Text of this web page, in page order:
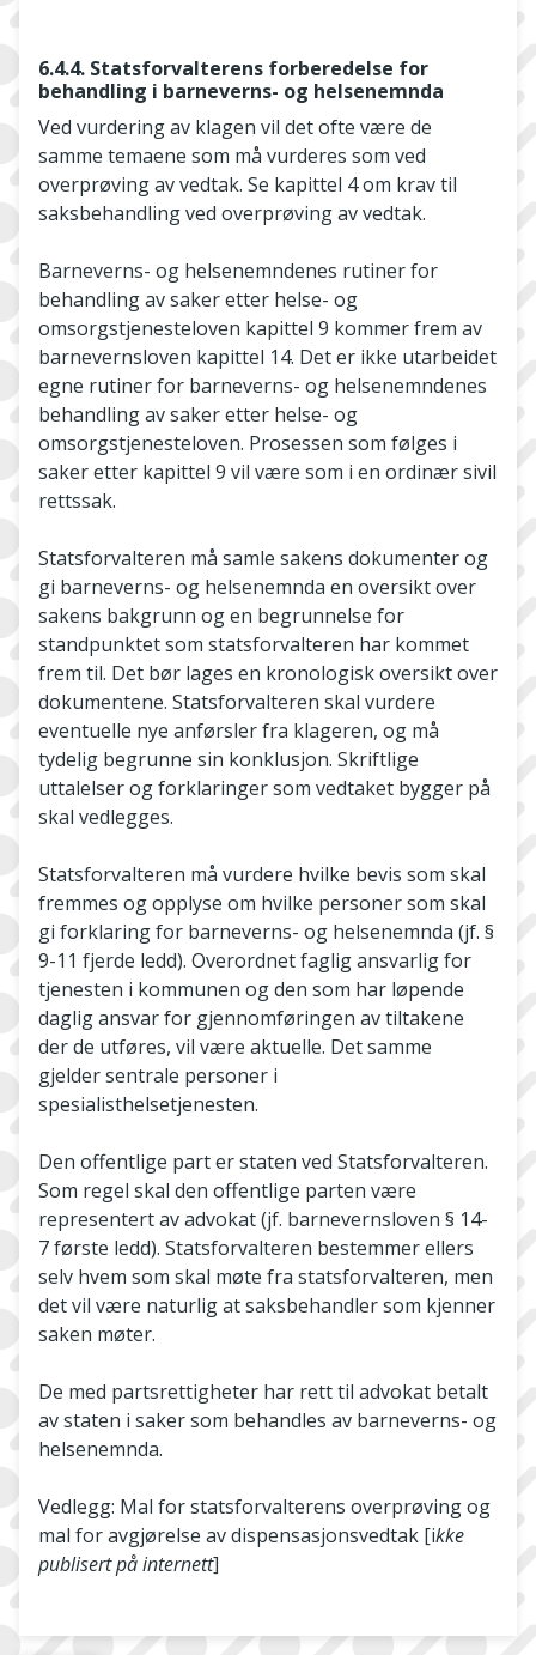
6.4.4. Statsforvalterens forberedelse for
behandling i barneverns- og helsenemnda
Ved vurdering av klagen vil det ofte være de
samme temaene som må vurderes som ved
overprøving av vedtak. Se kapittel 4 om krav til
saksbehandling ved overprøving av vedtak.
Barneverns- og helsenemndenes rutiner for
behandling av saker etter helse- og
omsorgstjenesteloven kapittel 9 kommer frem av
barnevernsloven kapittel 14. Det er ikke utarbeidet
egne rutiner for barneverns- og helsenemndenes
behandling av saker etter helse- og
omsorgstjenesteloven. Prosessen som følges i
saker etter kapittel 9 vil være som i en ordinær sivil
rettssak.
Statsforvalteren må samle sakens dokumenter og
gi barneverns- og helsenemnda en oversikt over
sakens bakgrunn og en begrunnelse for
standpunktet som statsforvalteren har kommet
frem til. Det bør lages en kronologisk oversikt over
dokumentene. Statsforvalteren skal vurdere
eventuelle nye anførsler fra klageren, og må
tydelig begrunne sin konklusjon. Skriftlige
uttalelser og forklaringer som vedtaket bygger på
skal vedlegges.
Statsforvalteren må vurdere hvilke bevis som skal
fremmes og opplyse om hvilke personer som skal
gi forklaring for barneverns- og helsenemnda (jf. §
9-11 fjerde ledd). Overordnet faglig ansvarlig for
tjenesten i kommunen og den som har løpende
daglig ansvar for gjennomføringen av tiltakene
der de utføres, vil være aktuelle. Det samme
gjelder sentrale personer i
spesialisthelsetjenesten.
Den offentlige part er staten ved Statsforvalteren.
Som regel skal den offentlige parten være
representert av advokat (jf. barnevernsloven § 14-
7 første ledd). Statsforvalteren bestemmer ellers
selv hvem som skal møte fra statsforvalteren, men
det vil være naturlig at saksbehandler som kjenner
saken møter.
De med partsrettigheter har rett til advokat betalt
av staten i saker som behandles av barneverns- og
helsenemnda.
Vedlegg: Mal for statsforvalterens overprøving og
mal for avgjørelse av dispensasjonsvedtak [ikke
publisert på internett]